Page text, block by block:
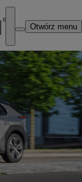
Otwórz menu